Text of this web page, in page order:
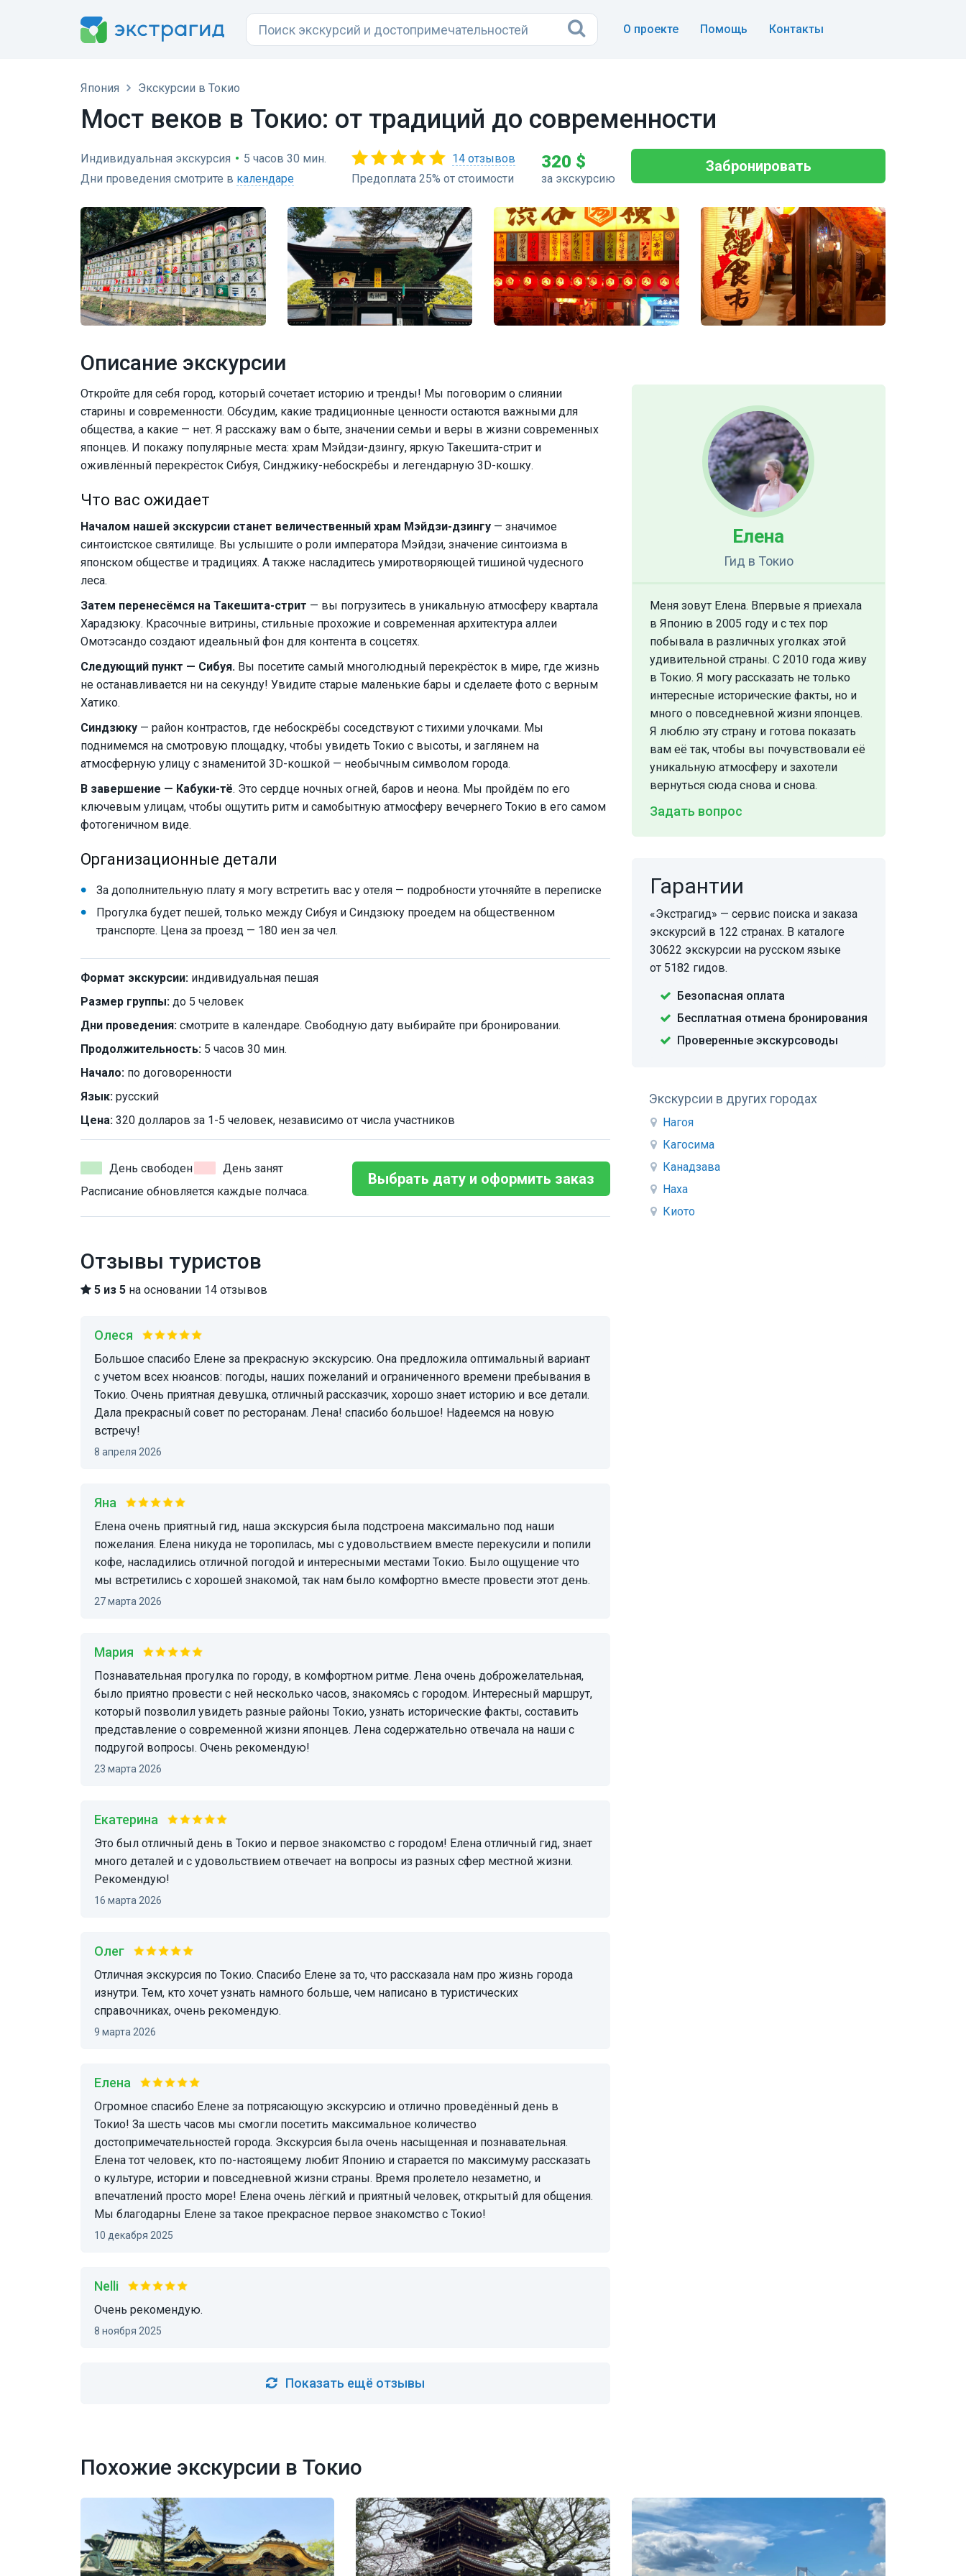
О проекте Помощь Контакты
Япония Экскурсии в Токио
Мост веков в Токио: от традиций до современности
Индивидуальная экскурсия • 5 часов 30 мин.
Дни проведения смотрите в календаре
14 отзывов
Предоплата 25% от стоимости
320 $
за экскурсию
Забронировать
Описание экскурсии
Откройте для себя город, который сочетает историю и тренды! Мы поговорим о слиянии
старины и современности. Обсудим, какие традиционные ценности остаются важными для
общества, а какие — нет. Я расскажу вам о быте, значении семьи и веры в жизни современных
японцев. И покажу популярные места: храм Мэйдзи-дзингу, яркую Такешита-стрит и
оживлённый перекрёсток Сибуя, Синджику-небоскрёбы и легендарную 3D-кошку.
Что вас ожидает
Началом нашей экскурсии станет величественный храм Мэйдзи-дзингу — значимое
синтоистское святилище. Вы услышите о роли императора Мэйдзи, значение синтоизма в
японском обществе и традициях. А также насладитесь умиротворяющей тишиной чудесного
леса.
Затем перенесёмся на Такешита-стрит — вы погрузитесь в уникальную атмосферу квартала
Харадзюку. Красочные витрины, стильные прохожие и современная архитектура аллеи
Омотэсандо создают идеальный фон для контента в соцсетях.
Следующий пункт — Сибуя. Вы посетите самый многолюдный перекрёсток в мире, где жизнь
не останавливается ни на секунду! Увидите старые маленькие бары и сделаете фото с верным
Хатико.
Синдзюку — район контрастов, где небоскрёбы соседствуют с тихими улочками. Мы
поднимемся на смотровую площадку, чтобы увидеть Токио с высоты, и заглянем на
атмосферную улицу с знаменитой 3D-кошкой — необычным символом города.
В завершение — Кабуки-тё. Это сердце ночных огней, баров и неона. Мы пройдём по его
ключевым улицам, чтобы ощутить ритм и самобытную атмосферу вечернего Токио в его самом
фотогеничном виде.
Организационные детали
За дополнительную плату я могу встретить вас у отеля — подробности уточняйте в переписке
Прогулка будет пешей, только между Сибуя и Синдзюку проедем на общественном
транспорте. Цена за проезд — 180 иен за чел.
Формат экскурсии: индивидуальная пешая
Размер группы: до 5 человек
Дни проведения: смотрите в календаре. Свободную дату выбирайте при бронировании.
Продолжительность: 5 часов 30 мин.
Начало: по договоренности
Язык: русский
Цена: 320 долларов за 1-5 человек, независимо от числа участников
День свободен
День занят
Расписание обновляется каждые полчаса.
Выбрать дату и оформить заказ
Отзывы туристов
5 из 5 на основании 14 отзывов
Олеся
Большое спасибо Елене за прекрасную экскурсию. Она предложила оптимальный вариант
с учетом всех нюансов: погоды, наших пожеланий и ограниченного времени пребывания в
Токио. Очень приятная девушка, отличный рассказчик, хорошо знает историю и все детали.
Дала прекрасный совет по ресторанам. Лена! спасибо большое! Надеемся на новую
встречу!
8 апреля 2026
Яна
Елена очень приятный гид, наша экскурсия была подстроена максимально под наши
пожелания. Елена никуда не торопилась, мы с удовольствием вместе перекусили и попили
кофе, насладились отличной погодой и интересными местами Токио. Было ощущение что
мы встретились с хорошей знакомой, так нам было комфортно вместе провести этот день.
27 марта 2026
Мария
Познавательная прогулка по городу, в комфортном ритме. Лена очень доброжелательная,
было приятно провести с ней несколько часов, знакомясь с городом. Интересный маршрут,
который позволил увидеть разные районы Токио, узнать исторические факты, составить
представление о современной жизни японцев. Лена содержательно отвечала на наши с
подругой вопросы. Очень рекомендую!
23 марта 2026
Екатерина
Это был отличный день в Токио и первое знакомство с городом! Елена отличный гид, знает
много деталей и с удовольствием отвечает на вопросы из разных сфер местной жизни.
Рекомендую!
16 марта 2026
Олег
Отличная экскурсия по Токио. Спасибо Елене за то, что рассказала нам про жизнь города
изнутри. Тем, кто хочет узнать намного больше, чем написано в туристических
справочниках, очень рекомендую.
9 марта 2026
Елена
Огромное спасибо Елене за потрясающую экскурсию и отлично проведённый день в
Токио! За шесть часов мы смогли посетить максимальное количество
достопримечательностей города. Экскурсия была очень насыщенная и познавательная.
Елена тот человек, кто по-настоящему любит Японию и старается по максимуму рассказать
о культуре, истории и повседневной жизни страны. Время пролетело незаметно, и
впечатлений просто море! Елена очень лёгкий и приятный человек, открытый для общения.
Мы благодарны Елене за такое прекрасное первое знакомство с Токио!
10 декабря 2025
Nelli
Очень рекомендую.
8 ноября 2025
Показать ещё отзывы
Елена
Гид в Токио
Меня зовут Елена. Впервые я приехала
в Японию в 2005 году и с тех пор
побывала в различных уголках этой
удивительной страны. С 2010 года живу
в Токио. Я могу рассказать не только
интересные исторические факты, но и
много о повседневной жизни японцев.
Я люблю эту страну и готова показать
вам её так, чтобы вы почувствовали её
уникальную атмосферу и захотели
вернуться сюда снова и снова.
Задать вопрос
Гарантии
«Экстрагид» — сервис поиска и заказа
экскурсий в 122 странах. В каталоге
30622 экскурсии на русском языке
от 5182 гидов.
Безопасная оплата
Бесплатная отмена бронирования
Проверенные экскурсоводы
Экскурсии в других городах
Нагоя
Кагосима
Канадзава
Наха
Киото
Похожие экскурсии в Токио